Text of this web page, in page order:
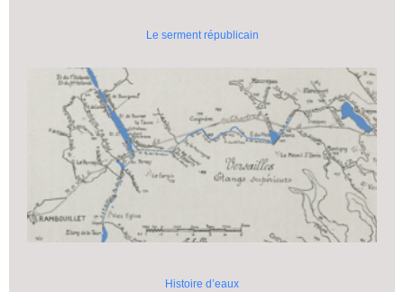
Le serment républicain
Histoire d’eaux